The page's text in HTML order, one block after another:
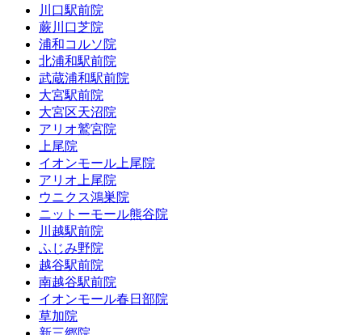
川口駅前院
蕨川口芝院
浦和コルソ院
北浦和駅前院
武蔵浦和駅前院
大宮駅前院
大宮区天沼院
アリオ鷲宮院
上尾院
イオンモール上尾院
アリオ上尾院
ウニクス鴻巣院
ニットーモール熊谷院
川越駅前院
ふじみ野院
越谷駅前院
南越谷駅前院
イオンモール春日部院
草加院